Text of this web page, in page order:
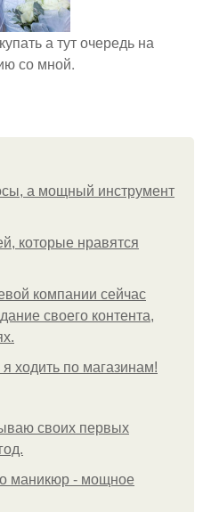
а тут очередь на
со мной.
а мощный инструмент
которые нравятся
компании сейчас
своего контента,
ходить по магазинам!
своих первых
маникюр - мощное